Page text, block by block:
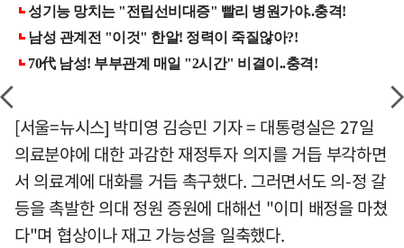
[서울=뉴시스] 박미영 김승민 기자 = 대통령실은 27일
의료분야에 대한 과감한 재정투자 의지를 거듭 부각하면
서 의료계에 대화를 거듭 촉구했다. 그러면서도 의-정 갈
등을 촉발한 의대 정원 증원에 대해선 "이미 배정을 마쳤
다"며 협상이나 재고 가능성을 일축했다.